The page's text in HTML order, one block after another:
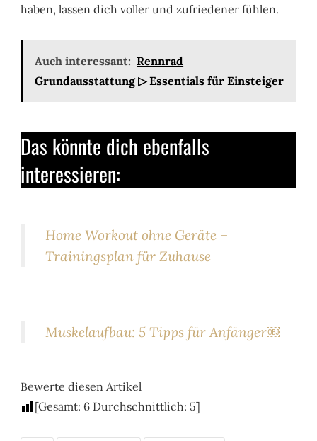
haben, lassen dich voller und zufriedener fühlen.
Auch interessant: Rennrad
Grundausstattung ▷ Essentials für Einsteiger
Das könnte dich ebenfalls
interessieren:
Home Workout ohne Geräte –
Trainingsplan für Zuhause
Muskelaufbau: 5 Tipps für Anfänger￼
Bewerte diesen Artikel
[Gesamt: 6 Durchschnittlich: 5]